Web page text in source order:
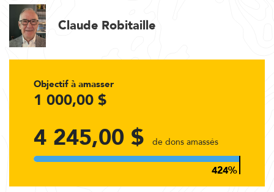
Claude Robitaille
Objectif à amasser
1 000,00 $
4 245,00 $ de dons amassés